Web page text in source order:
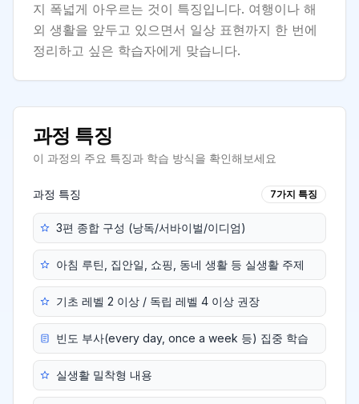
지 폭넓게 아우르는 것이 특징입니다. 여행이나 해
외 생활을 앞두고 있으면서 일상 표현까지 한 번에
정리하고 싶은 학습자에게 맞습니다.
과정 특징
이 과정의 주요 특징과 학습 방식을 확인해보세요
과정 특징 7가지 특징
3편 종합 구성 (낭독/서바이벌/이디엄)
아침 루틴, 집안일, 쇼핑, 동네 생활 등 실생활 주제
기초 레벨 2 이상 / 독립 레벨 4 이상 권장
빈도 부사(every day, once a week 등) 집중 학습
실생활 밀착형 내용